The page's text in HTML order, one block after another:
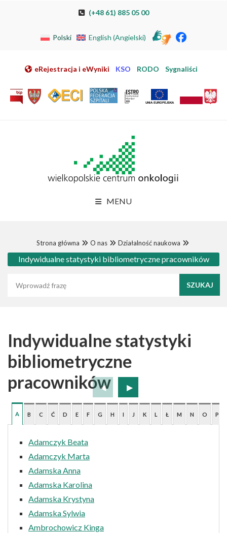
Przeskocz do nawigacji
Przejdź do mapy strony
Przejdź do elektronicznej rejestracji pacjenta
(+48 61) 885 05 00
Polski English (Angielski)
eRejestracja i eWyniki KSO RODO Sygnaliści
MENU
Strona główna O nas Działalność naukowa
Indywidualne statystyki bibliometryczne pracowników
Indywidualne statystyki
bibliometryczne
pracowników
A B C Ć D E F G H I J K L Ł M N O P
Adamczyk Beata
Adamczyk Marta
Adamska Anna
Adamska Karolina
Adamska Krystyna
Adamska Sylwia
Ambrochowicz Kinga